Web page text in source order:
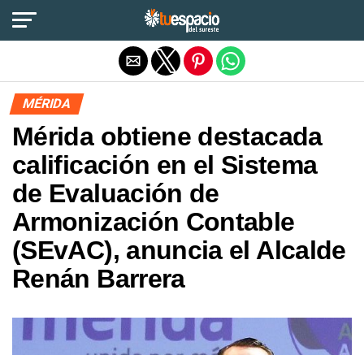
MÉRIDA
Mérida obtiene destacada
calificación en el Sistema
de Evaluación de
Armonización Contable
(SEvAC), anuncia el Alcalde
Renán Barrera
Salir de la versión móvil